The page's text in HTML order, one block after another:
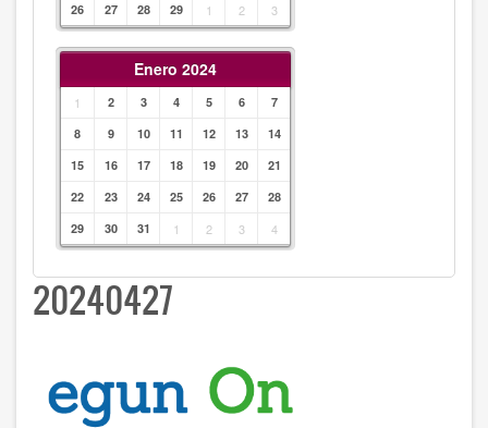
26
27 28 29 1 2 3
Enero 2024
1 2 3 4 5 6
7
8
9 10 11 12 13
14
15
16 17 18 19 20
21
22
23 24 25 26 27
28
29
30 31 1 2 3 4
20240427